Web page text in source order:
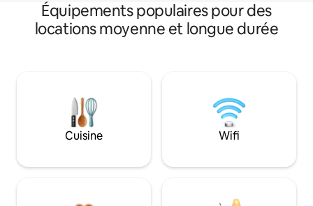
Équipements populaires pour des
locations moyenne et longue durée
Cuisine Wifi